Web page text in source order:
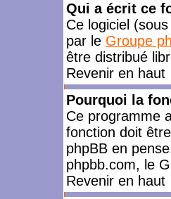
Qui a écrit ce
Ce logiciel
par le Groupe
être distribué
Revenir en haut
Pourquoi la
Ce programme
fonction doit
phpBB en
phpbb.com, le
Revenir en haut